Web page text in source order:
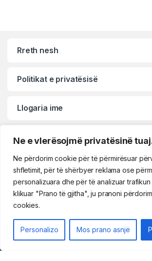
Ne e vlerësojmë privatësinë
Ne përdorim cookie për të përmirësuar
shfletimit, për të shërbyer reklama ose
personalizuara dhe për të analizuar trafikun
klikuar "Prano të gjitha", ju pranoni
cookies.
Personalizo Mos prano asnjë
Rreth nesh
Politikat e privatësisë
Llogaria ime
069 73 48 717